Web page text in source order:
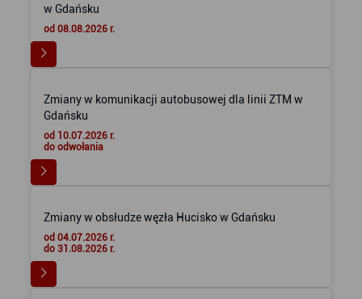
w Gdańsku
od 08.08.2026 r.
Zmiany w komunikacji autobusowej dla linii ZTM w
Gdańsku
od 10.07.2026 r.
do odwołania
Zmiany w obsłudze węzła Hucisko w Gdańsku
od 04.07.2026 r.
do 31.08.2026 r.